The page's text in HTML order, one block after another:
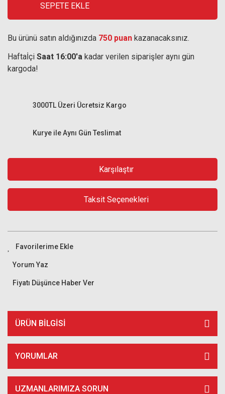
SEPETE EKLE
Bu ürünü satın aldığınızda 750 puan kazanacaksınız.
Haftaİçi Saat 16:00'a kadar verilen siparişler aynı gün
kargoda!
Kurye ile Aynı Gün Teslimat
3000TL Üzeri Ücretsiz Kargo
Karşılaştır
Taksit Seçenekleri
Yorum Yaz
Fiyatı Düşünce Haber Ver
ÜRÜN BILGISI
YORUMLAR
UZMANLARIMIZA SORUN